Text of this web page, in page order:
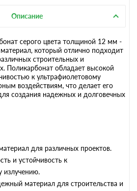
Описание
серого цвета толщиной 12 мм -
который отлично подходит
строительных и
Поликарбонат обладает высокой
к ультрафиолетовому
воздействиям, что делает его
создания надежных и долговечных
для различных проектов.
и устойчивость к
излучению.
материал для строительства и